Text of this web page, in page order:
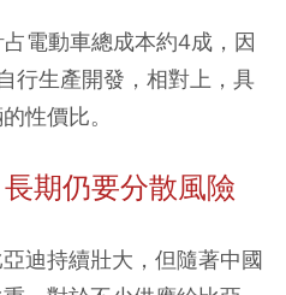
電動車總成本約4成，因
行生產開發，相對上，具
性價比。
期仍要分散風險
迪持續壯大，但隨著中國